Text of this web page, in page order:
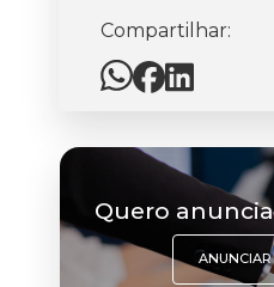
Compartilhar:
Quero